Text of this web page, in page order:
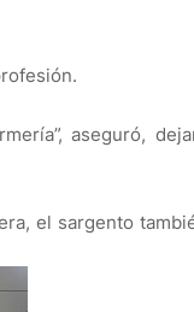
aseguró,
el sargento